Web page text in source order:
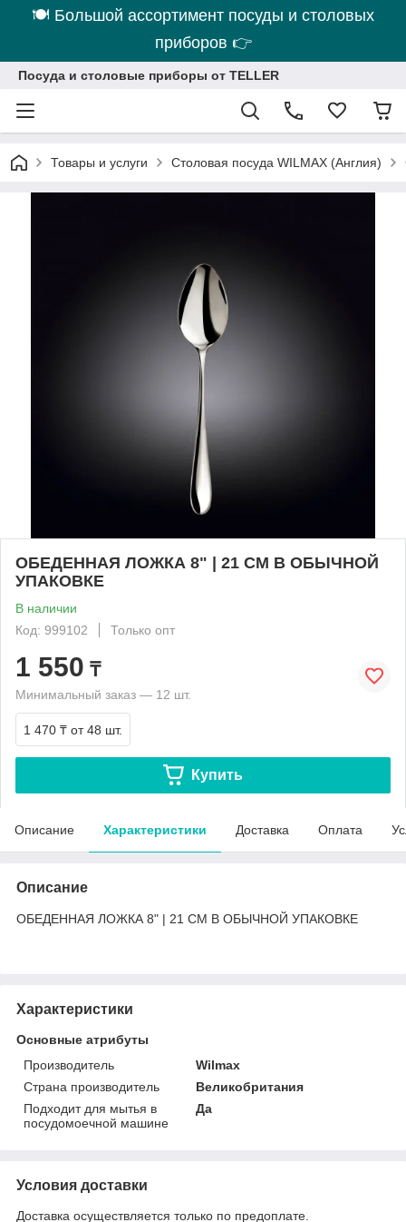
🍽 Большой ассортимент посуды и столовых
приборов 👉
Посуда и столовые приборы от TELLER
Товары и услуги Столовая посуда WILMAX (Англия)
ОБЕДЕННАЯ ЛОЖКА 8" | 21 CM В ОБЫЧНОЙ
УПАКОВКЕ
В наличии
Код: 999102
Только опт
1 550 ₸
Минимальный заказ — 12 шт.
1 470 ₸ от 48 шт.
Купить
Описание Характеристики Доставка Оплата
Описание
ОБЕДЕННАЯ ЛОЖКА 8" | 21 CM В ОБЫЧНОЙ УПАКОВКЕ
Характеристики
Основные атрибуты
Производитель
Wilmax
Страна производитель
Великобритания
Подходит для мытья в
посудомоечной машине
Да
Условия доставки
Доставка осуществляется только по предоплате.